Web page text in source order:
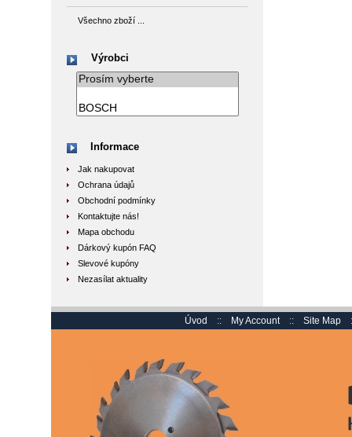
Všechno zboží ...
Výrobci
Informace
Jak nakupovat
Ochrana údajů
Obchodní podmínky
Kontaktujte nás!
Mapa obchodu
Dárkový kupón FAQ
Slevové kupóny
Nezasílat aktuality
Úvod :: My Account :: Site Map